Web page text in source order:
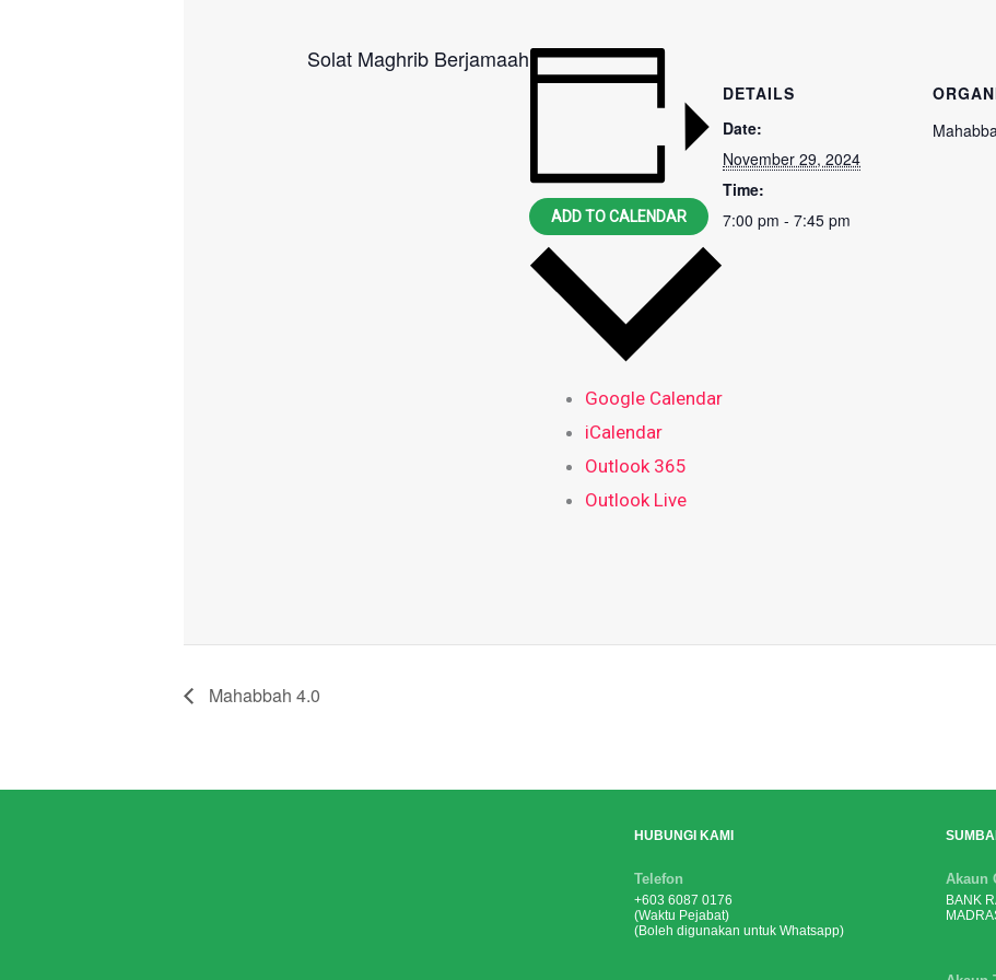
Solat Maghrib Berjamaah
ADD TO CALENDAR
Google Calendar
iCalendar
Outlook 365
Outlook Live
DETAILS
Date:
November 29, 2024
Time:
7:00 pm - 7:45 pm
Mahabbah 4.0
HUBUNGI KAMI
Telefon
+603 6087 0176
(Waktu Pejabat)
(Boleh digunakan untuk Whatsapp)
Akaun
BANK